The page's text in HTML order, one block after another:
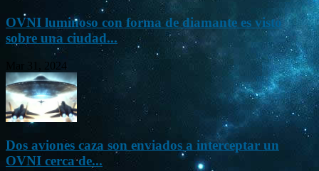
OVNI luminoso con forma de diamante es visto
sobre una ciudad...
Mar 31, 2024
Dos aviones caza son enviados a interceptar un
OVNI cerca de...